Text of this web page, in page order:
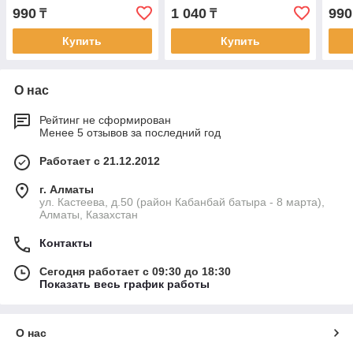
990 ₸
Купить
(черный + белые риски)
1 040₸
Купить
990
О нас
Рейтинг не сформирован
Менее 5 отзывов за последний год
Работает с 21.12.2012
г. Алматы
ул. Кастеева, д.50 (район Кабанбай батыра - 8 марта),
Алматы, Казахстан
Контакты
Сегодня работает с 09:30 до 18:30
Показать весь график работы
О нас